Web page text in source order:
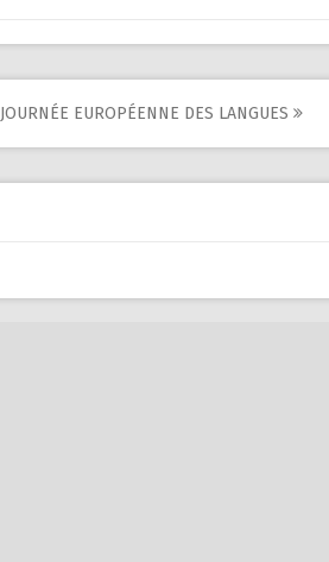
JOURNÉE EUROPÉENNE DES LANGUES